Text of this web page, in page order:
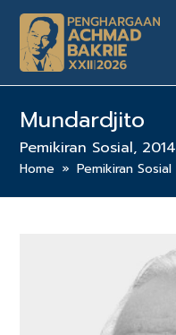
Mundardjito
Pemikiran Sosial, 2014
Home » Pemikiran Sosial